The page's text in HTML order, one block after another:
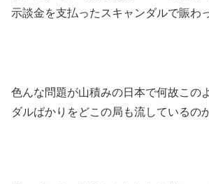
示談金を支払ったスキャンダルで賑わ
色んな問題が山積みの日本で何故この
ダルばかりをどこの局も流しているの